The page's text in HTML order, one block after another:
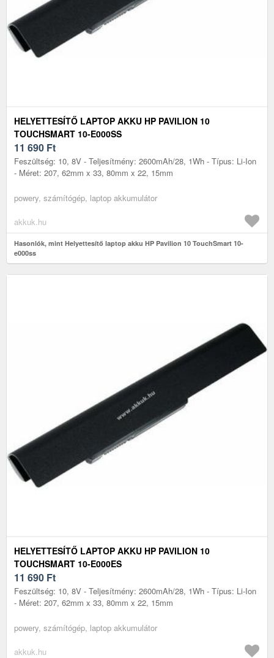
HELYETTESÍTŐ LAPTOP AKKU HP PAVILION 10
TOUCHSMART 10-E000SS
11 690 Ft
Feszültség: 10, 8V - Teljesítmény: 2600mAh/28, 1Wh - Típus: Li-Ion
- Méret: 207, 62mm x 33, 80mm x 22, 15mm
powery, számítógép, laptop akkumulátor
akkuk.hu
Hasonlók, mint Helyettesítő laptop akku HP Pavilion 10 TouchSmart 10-
e000ss
HELYETTESÍTŐ LAPTOP AKKU HP PAVILION 10
TOUCHSMART 10-E000ES
11 690 Ft
Feszültség: 10, 8V - Teljesítmény: 2600mAh/28, 1Wh - Típus: Li-Ion
- Méret: 207, 62mm x 33, 80mm x 22, 15mm
powery, számítógép, laptop akkumulátor
akkuk.hu